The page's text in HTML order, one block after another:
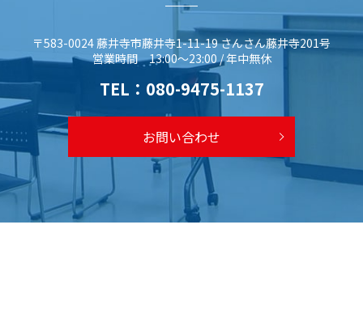
〒583-0024 藤井寺市藤井寺1-11-19 さんさん藤井寺201号
営業時間 13:00～23:00 / 年中無休
TEL： 080-9475-1137
お問い合わせ